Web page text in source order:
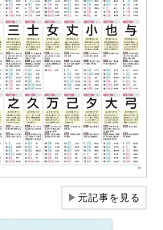
▶元記事を見る